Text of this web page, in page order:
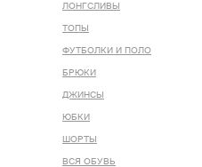
ЛОНГСЛИВЫ
ТОПЫ
ФУТБОЛКИ И ПОЛО
БРЮКИ
ДЖИНСЫ
ЮБКИ
ШОРТЫ
ВСЯ ОБУВЬ